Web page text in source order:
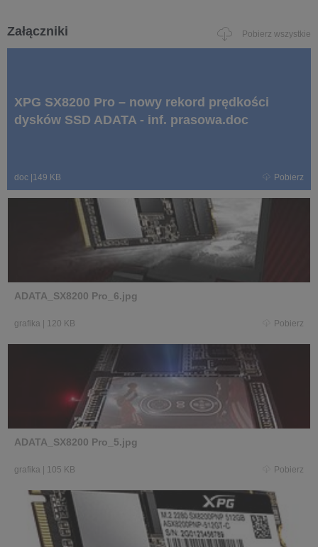
Załączniki Pobierz wszystkie
XPG SX8200 Pro – nowy rekord prędkości
dysków SSD ADATA - inf. prasowa.doc
doc |149 KB Pobierz
ADATA_SX8200 Pro_6.jpg
grafika | 120 KB Pobierz
ADATA_SX8200 Pro_5.jpg
grafika | 105 KB Pobierz